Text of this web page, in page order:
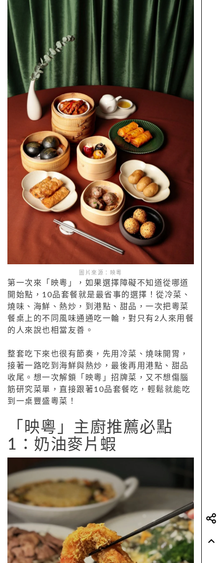
圖片來源：映粵
第一次來「映粵」，如果選擇障礙不知道從哪道
開始點，10品套餐就是最省事的選擇！從冷菜、
燒味、海鮮、熱炒，到港點、甜品，一次把粵菜
餐桌上的不同風味通通吃一輪，對只有2人來用餐
的人來說也相當友善。
整套吃下來也很有節奏，先用冷菜、燒味開胃，
接著一路吃到海鮮與熱炒，最後再用港點、甜品
收尾。想一次解鎖「映粵」招牌菜，又不想傷腦
筋研究菜單，直接跟著10品套餐吃，輕鬆就能吃
到一桌豐盛粵菜！
「映粵」主廚推薦必點
1：奶油麥片蝦